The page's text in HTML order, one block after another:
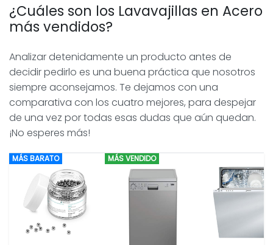
¿Cuáles son los Lavavajillas en Acero
más vendidos?
Analizar detenidamente un producto antes de
decidir pedirlo es una buena práctica que nosotros
siempre aconsejamos. Te dejamos con una
comparativa con los cuatro mejores, para despejar
de una vez por todas esas dudas que aún quedan.
¡No esperes más!
MÁS BARATO MÁS VENDIDO